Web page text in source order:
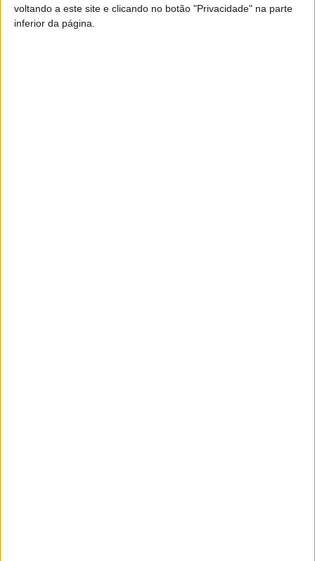
voltando a este site e clicando no botão "Privacidade" na parte
inferior da página.